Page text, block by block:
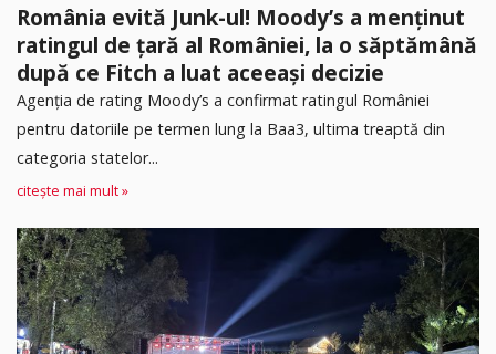
România evită Junk-ul! Moody’s a menținut
ratingul de țară al României, la o săptămână
după ce Fitch a luat aceeași decizie
Agenția de rating Moody’s a confirmat ratingul României
pentru datoriile pe termen lung la Baa3, ultima treaptă din
categoria statelor...
citește mai mult »